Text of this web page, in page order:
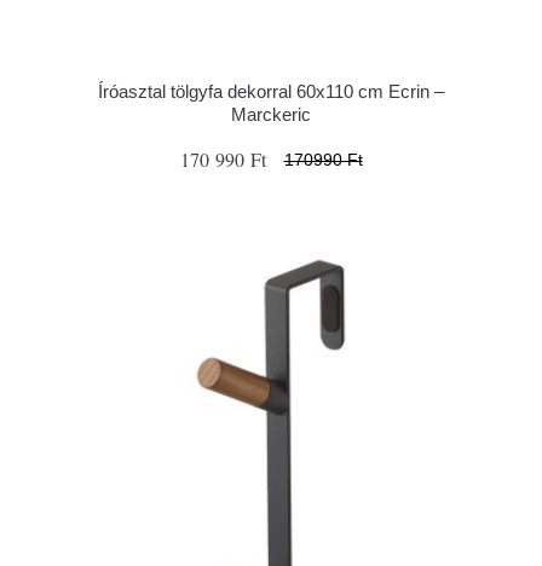
Íróasztal tölgyfa dekorral 60x110 cm Ecrin –
Marckeric
170 990 Ft 170990 Ft